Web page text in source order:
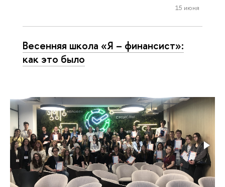
15 июня
Весенняя школа «Я – финансист»:
как это было